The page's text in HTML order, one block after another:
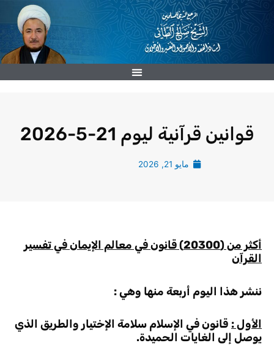
تخطي
قوانين قرآنية ليوم 21-5-2026
مايو 21, 2026
أكثر من(
20300
)قانون في معالم الإيمان في تفسير
القرآن
ننشر هذا اليوم أربعة منها وهي :
الأول : قانون في الإسلام سلامة الإختيار والطريق الذي
يوصل إلى الغايات الحميدة.